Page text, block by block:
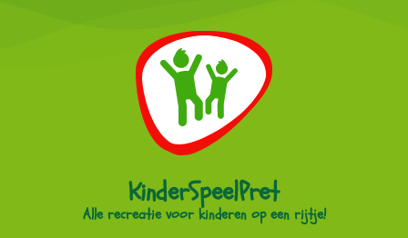
KinderSpeelPret
Alle recreatie voor kinderen op een rijtje!